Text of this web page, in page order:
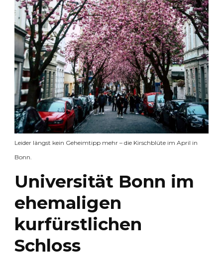
Leider längst kein Geheimtipp mehr – die Kirschblüte im April in
Bonn.
Universität Bonn im
ehemaligen
kurfürstlichen
Schloss